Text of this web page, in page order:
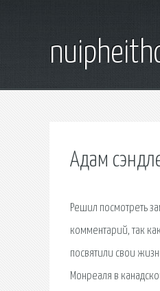
Адам
Решил посмотреть
комментарий, так
посвятили свои
Монреаля в